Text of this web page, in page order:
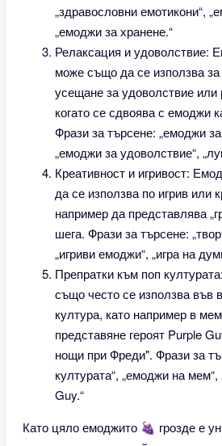
„здравословни емотикони“,
„емоджи за хранене.“
Релаксация и удоволствие:
може също да се използва
усещане за удоволствие или
когато се сдвоява с емоджи
Фрази за търсене: „емоджи
„емоджи за удоволствие“,
Креативност и игривост:
да се използва по игрив или
например да представлява
шега. Фрази за търсене:
„игриви емоджи“, „игра на
Препратки към поп
също често се използва във
култура, като например в
представяне героят Purple
нощи при Фреди". Фрази за
културата“, „емоджи на
Guy.“
Като цяло емоджито 🍇 грозде е